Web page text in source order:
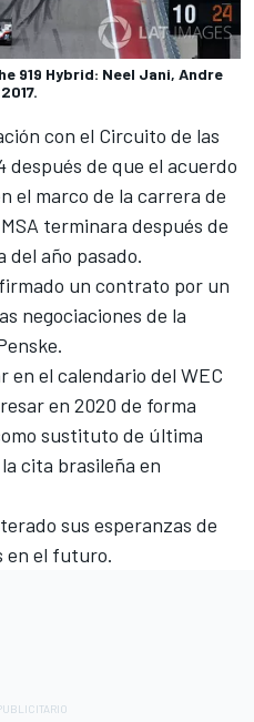
919 Hybrid: Neel Jani, Andre
con el Circuito de las
después de que el acuerdo
el marco de la carrera de
terminara después de
del año pasado.
un contrato por un
negociaciones de la
el calendario del WEC
en 2020 de forma
sustituto de última
cita brasileña en
sus esperanzas de
en el futuro.